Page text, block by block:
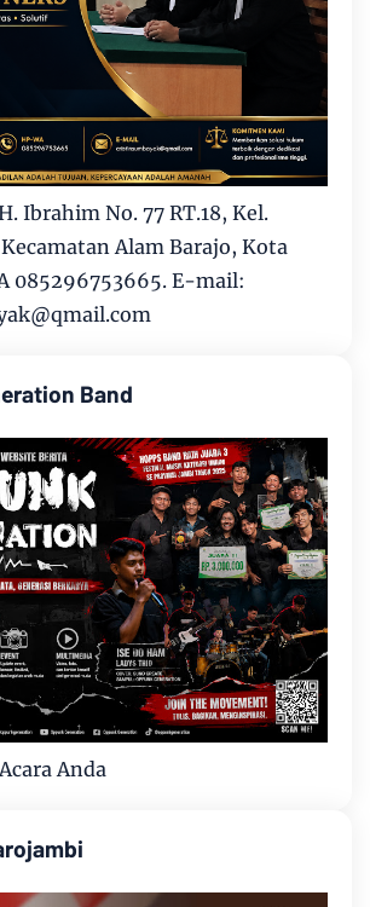
Ibrahim No. 77 RT.18, Kel.
Alam Barajo, Kota
085296753665. E-mail:
Band
Anda